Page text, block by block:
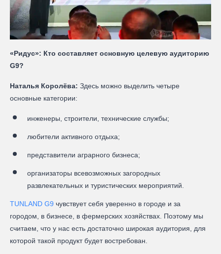
«Ридус»: Кто составляет основную целевую аудиторию
G9?
Наталья Королёва: Здесь можно выделить четыре
основные категории:
инженеры, строители, технические службы;
любители активного отдыха;
представители аграрного бизнеса;
организаторы всевозможных загородных
развлекательных и туристических мероприятий.
TUNLAND G9 чувствует себя уверенно в городе и за
городом, в бизнесе, в фермерских хозяйствах. Поэтому мы
считаем, что у нас есть достаточно широкая аудитория, для
которой такой продукт будет востребован.